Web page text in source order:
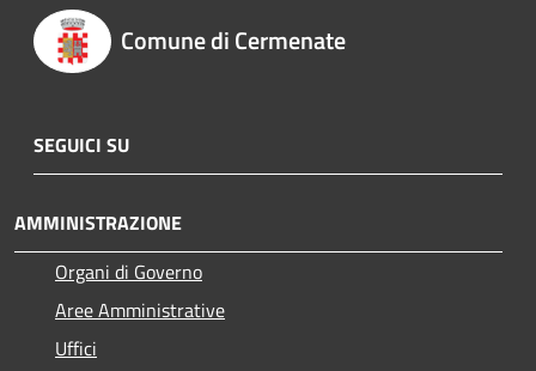
Comune di Cermenate
SEGUICI SU
AMMINISTRAZIONE
Organi di Governo
Aree Amministrative
Uffici